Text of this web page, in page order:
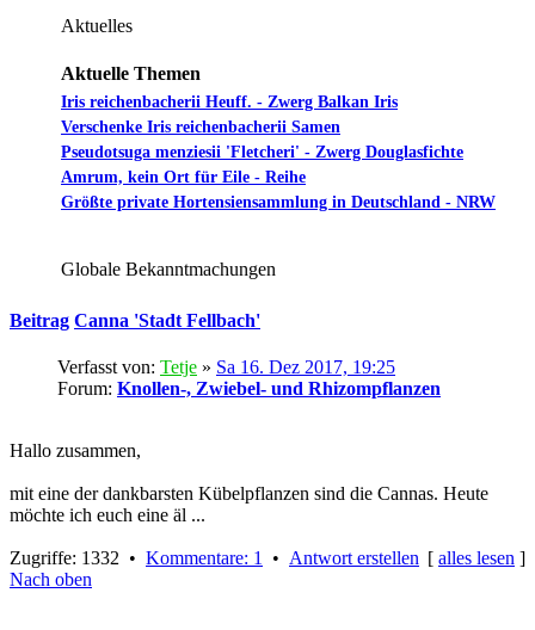
Aktuelles
Aktuelle Themen
Iris reichenbacherii Heuff. - Zwerg Balkan Iris
Verschenke Iris reichenbacherii Samen
Pseudotsuga menziesii 'Fletcheri' - Zwerg Douglasfichte
Amrum, kein Ort für Eile - Reihe
Größte private Hortensiensammlung in Deutschland - NRW
Globale Bekanntmachungen
Beitrag Canna 'Stadt Fellbach'
Verfasst von: Tetje » Sa 16. Dez 2017, 19:25
Forum: Knollen-, Zwiebel- und Rhizompflanzen
Hallo zusammen,
mit eine der dankbarsten Kübelpflanzen sind die Cannas. Heute
möchte ich euch eine äl ...
Zugriffe: 1332 • Kommentare: 1 • Antwort erstellen [ alles lesen ]
Nach oben